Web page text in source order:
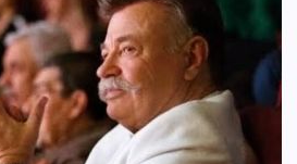
n
H
a
b